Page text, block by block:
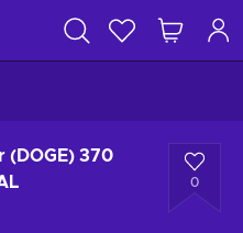
(DOGE) 370
0